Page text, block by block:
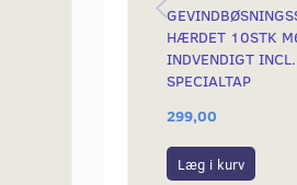
HÆRDET 10STK
INDVENDIGT INCL.
SPECIALTAP
299,00
Læg i kurv